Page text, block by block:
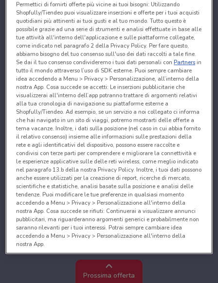
Prossima offerta
Permettici di fornirti offerte più vicine ai tuoi bisogni: Utilizzando
Shopfully/Tiendeo puoi visualizzare inserzioni e offerte per i tuoi acquisti
quotidiani più attinenti ai tuoi gusti e al tuo mondo. Tutto questo è
possibile grazie ad una serie di strumenti e analisi effettuate in base alle
tue attività all'interno dell'applicazione e sulle piattaforme collegate,
come indicato nel paragrafo 2 della Privacy Policy. Per fare questo,
abbiamo bisogno del tuo consenso sull'uso dei dati raccolti a tale fine.
Se dai il tuo consenso condivideremo i tuoi dati personali conPartnersin
tutto il mondo attraverso l’uso di SDK esterne. Puoi sempre cambiare
idea accedendo a Menu > Privacy > Personalizzazione, all’interno della
nostra App. Cosa succede se accetti: Le inserzioni pubblicitarie che
visualizzerai all'interno dell’app potranno trattare di argomenti relativi
alla tua cronologia di navigazione su piattaforme esterne a
Shopfully/Tiendeo. Ad esempio, se un servizio a noi collegato ci informa
che hai navigato in un sito di viaggi, potremo mostrarti delle offerte a
tema vacanze. Inoltre, i dati sulla posizione (nel caso in cui abbia fornito
il relativo consenso) insieme alle informazioni sulle prestazioni della
rete e agli identificativi del dispositivo, possono essere raccolte e
condivisi con terze parti per comprendere e migliorare la connettività e
le esperienze applicative sulle delle reti wireless, come meglio indicato
nel paragrafo 13.b della nostra Privacy Policy. Inoltre, i tuoi dati possono
anche essere utilizzati per la creazione di report, ricerche di mercato,
scientifiche e statistiche, analisi basate sulla posizione e analisi delle
tendenze. Puoi modificare le tue preferenze in qualsiasi momento
accedendo a Menu > Privacy > Personalizzazione all'interno della
nostra App. Cosa succede se rifiuti: Continuerai a visualizzare annunci
pubblicitari, ma riguarderanno argomenti generici e probabilmente non
saranno rilevanti per i tuoi interessi. Potrai sempre cambiare idea
accedendo a Menu > Privacy > Personalizzazione all'interno della
nostra App.
Noi e i nostri partner trattiamo i dati per fornire:
Utilizzare dati di geolocalizzazione precisi. Scansione attiva delle
caratteristiche del dispositivo ai fini dell’identificazione. Archiviare